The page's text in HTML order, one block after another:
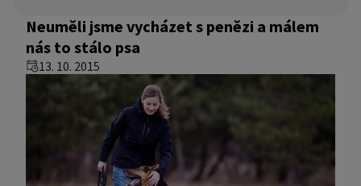
Neuměli jsme vycházet s penězi a málem
nás to stálo psa
13. 10. 2015